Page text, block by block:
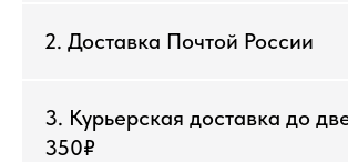
2. Доставка Почтой России
3. Курьерская доставка до
350₽